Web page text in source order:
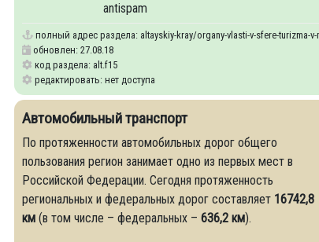
antispam
полный адрес раздела: altayskiy-kray/organy-vlasti-v-sfere-turizma-
обновлен: 27.08.18
код раздела: alt.f15
редактировать: нет доступа
Автомобильный транспорт
По протяженности автомобильных дорог общего
пользования регион занимает одно из первых мест в
Российской Федерации. Сегодня протяженность
региональных и федеральных дорог составляет 16742,8
км (в том числе – федеральных – 636,2 км).